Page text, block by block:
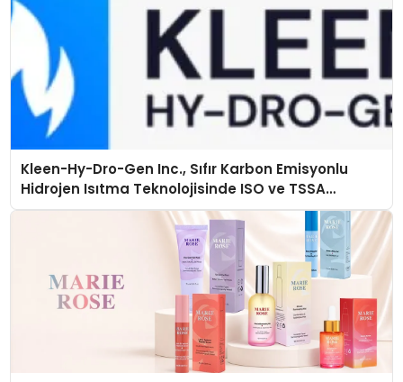
Kleen-Hy-Dro-Gen Inc., Sıfır Karbon Emisyonlu
Hidrojen Isıtma Teknolojisinde ISO ve TSSA
Düzenleyici Onaylarını Aldı